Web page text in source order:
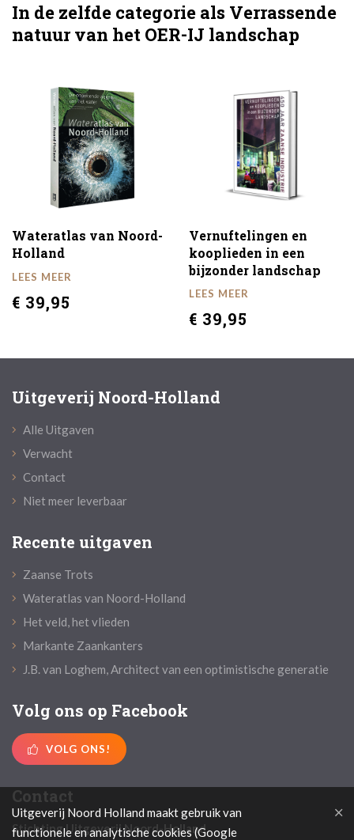
In de zelfde categorie als Verrassende
natuur van het OER-IJ landschap
Wateratlas van Noord-
Holland
LEES MEER
€ 39,95
Vernuftelingen en
kooplieden in een
bijzonder landschap
LEES MEER
€ 39,95
Uitgeverij Noord-Holland
Alle Uitgaven
Verwacht
Contact
Niet meer leverbaar
Recente uitgaven
Zaanse Trots
Wateratlas van Noord-Holland
Het veld, het vlieden
Markante Zaankanters
J.B. van Loghem, Architect van een optimistische generatie
Volg ons op Facebook
VOLG ONS!
Contact
Stichting Uitgeverij Noord-Holland
Uitgeverij Noord Holland maakt gebruik van
functionele en analytische cookies (Google